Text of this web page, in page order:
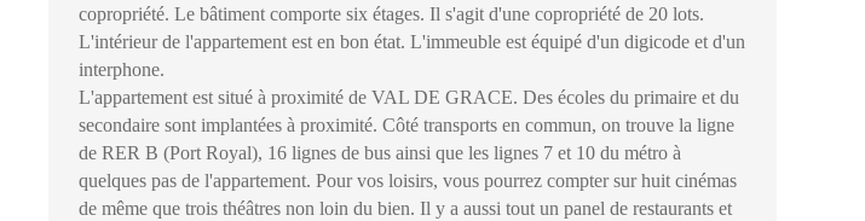
copropriété. Le bâtiment comporte six étages. Il s'agit d'une copropriété de 20 lots.
L'intérieur de l'appartement est en bon état. L'immeuble est équipé d'un digicode et d'un
interphone.
L'appartement est situé à proximité de VAL DE GRACE. Des écoles du primaire et du
secondaire sont implantées à proximité. Côté transports en commun, on trouve la ligne
de RER B (Port Royal), 16 lignes de bus ainsi que les lignes 7 et 10 du métro à
quelques pas de l'appartement. Pour vos loisirs, vous pourrez compter sur huit cinémas
de même que trois théâtres non loin du bien. Il y a aussi tout un panel de restaurants et